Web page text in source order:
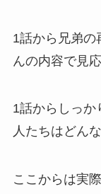
1話から兄弟の
んの内容で見
1話からしっか
人たちはどん
ここからは実